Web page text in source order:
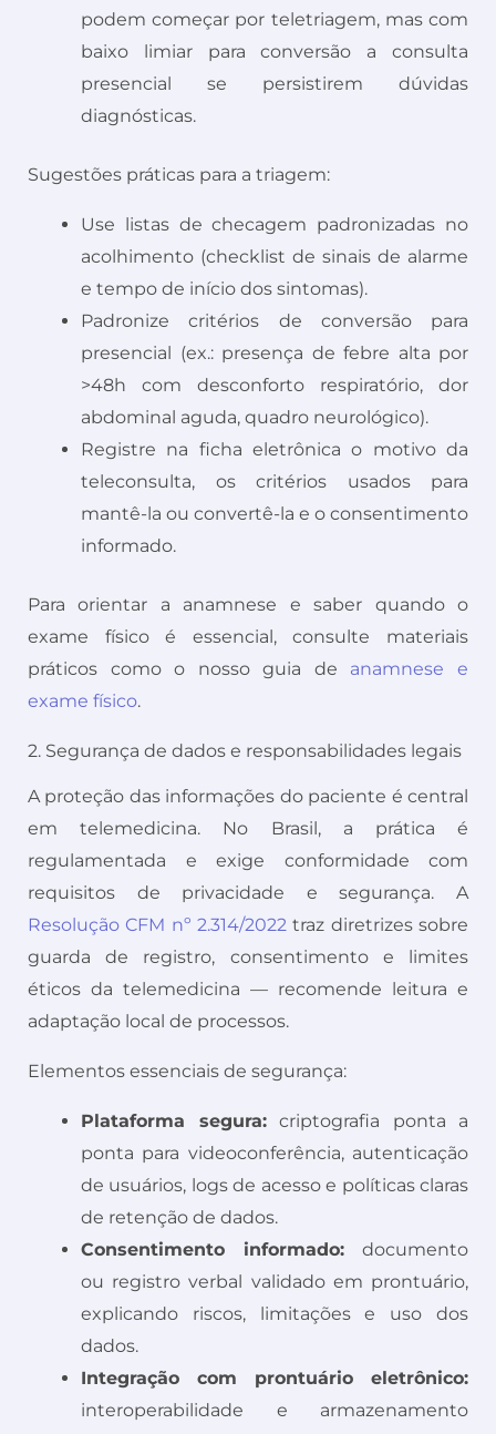
podem começar por teletriagem, mas com
baixo limiar para conversão a consulta
presencial se persistirem dúvidas
diagnósticas.
Sugestões práticas para a triagem:
Use listas de checagem padronizadas no
acolhimento (checklist de sinais de alarme
e tempo de início dos sintomas).
Padronize critérios de conversão para
presencial (ex.: presença de febre alta por
>48h com desconforto respiratório, dor
abdominal aguda, quadro neurológico).
Registre na ficha eletrônica o motivo da
teleconsulta, os critérios usados para
mantê-la ou convertê-la e o consentimento
informado.
Para orientar a anamnese e saber quando o
exame físico é essencial, consulte materiais
práticos como o nosso guia de anamnese e
exame físico.
2. Segurança de dados e responsabilidades legais
A proteção das informações do paciente é central
em telemedicina. No Brasil, a prática é
regulamentada e exige conformidade com
requisitos de privacidade e segurança. A
Resolução CFM nº 2.314/2022 traz diretrizes sobre
guarda de registro, consentimento e limites
éticos da telemedicina — recomende leitura e
adaptação local de processos.
Elementos essenciais de segurança:
Plataforma segura:criptografia ponta a
ponta para videoconferência, autenticação
de usuários, logs de acesso e políticas claras
de retenção de dados.
Consentimento informado: documento
ou registro verbal validado em prontuário,
explicando riscos, limitações e uso dos
dados.
Integração com prontuário eletrônico:
interoperabilidade e armazenamento